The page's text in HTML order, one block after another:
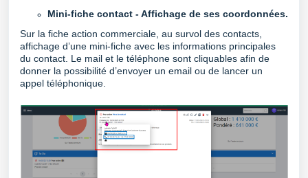
Mini-fiche contact - Affichage de ses coordonnées.
Sur la fiche action commerciale, au survol des contacts,
affichage d’une mini-fiche avec les informations principales
du contact. Le mail et le téléphone sont cliquables afin de
donner la possibilité d’envoyer un email ou de lancer un
appel téléphonique.